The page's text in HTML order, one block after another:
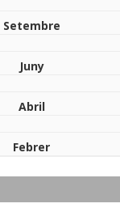
Setembre
Juny
Abril
Febrer